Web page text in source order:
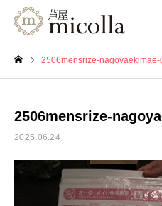
2506mensrize-nagoyaekimae-
2506mensrize-
2025.06.24